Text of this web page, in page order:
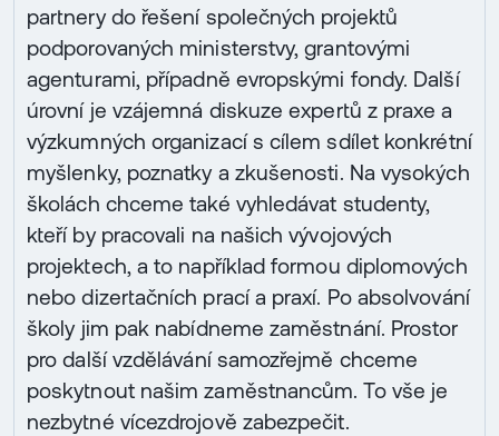
partnery do řešení společných projektů
podporovaných ministerstvy, grantovými
agenturami, případně evropskými fondy. Další
úrovní je vzájemná diskuze expertů z praxe a
výzkumných organizací s cílem sdílet konkrétní
myšlenky, poznatky a zkušenosti. Na vysokých
školách chceme také vyhledávat studenty,
kteří by pracovali na našich vývojových
projektech, a to například formou diplomových
nebo dizertačních prací a praxí. Po absolvování
školy jim pak nabídneme zaměstnání. Prostor
pro další vzdělávání samozřejmě chceme
poskytnout našim zaměstnancům. To vše je
nezbytné vícezdrojově zabezpečit.